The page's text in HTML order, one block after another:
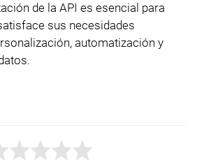
de la API es esencial para
sus necesidades
automatización y